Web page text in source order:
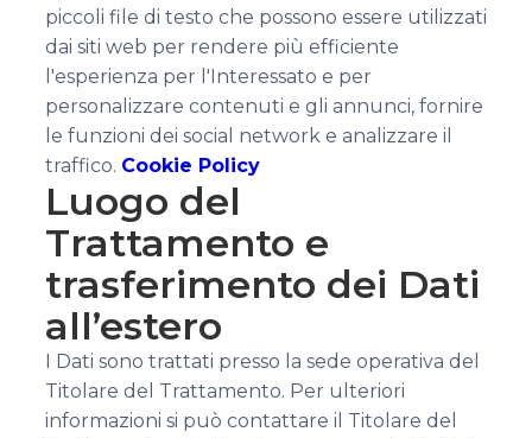
piccoli file di testo che possono essere utilizzati
dai siti web per rendere più efficiente
l'esperienza per l'Interessato e per
personalizzare contenuti e gli annunci, fornire
le funzioni dei social network e analizzare il
traffico. Cookie Policy
Luogo del
Trattamento e
trasferimento dei Dati
all’estero
I Dati sono trattati presso la sede operativa del
Titolare del Trattamento. Per ulteriori
informazioni si può contattare il Titolare del